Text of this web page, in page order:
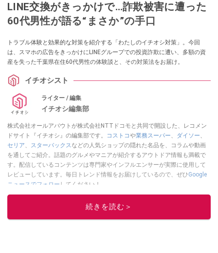
LINE交換がきっかけで…詐欺被害に遭った
60代男性が語る“まさか”の手口
トラブル体験と効果的な対策を紹介する「わたしのイチオシ対策」。今回
は、スマホの広告をきっかけにLINEグループでの投資詐欺に遭い、多額の資
産を失った千葉県在住60代男性の体験談と、その対策法をお届け。
イチオシスト
ライター / 編集
イチオシ編集部
株式会社オールアバウトが株式会社NTTドコモと共同で開設した、レコメン
ドサイト『イチオシ』の編集部です。
コストコや業務スーパー、 ダイソー、
セリア、 スターバックスなどの人気ショップの隠れた名品を、コラムや動画
を通してご紹介。話題のグルメやマニアが紹介するアウトドア情報も満載で
す。配信しているコンテンツは専門家やインフルエンサーが実際に使用して
レビューしています。毎日トレンド情報をお届けしているので、ぜひGoogle
ニュースでフォロー してください！
続きを読む＞